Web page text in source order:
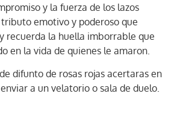
y la fuerza de los lazos
emotivo y poderoso que
recuerda la huella imborrable que
en la vida de quienes le amaron.
difunto de rosas rojas acertaras en
a un velatorio o sala de duelo.